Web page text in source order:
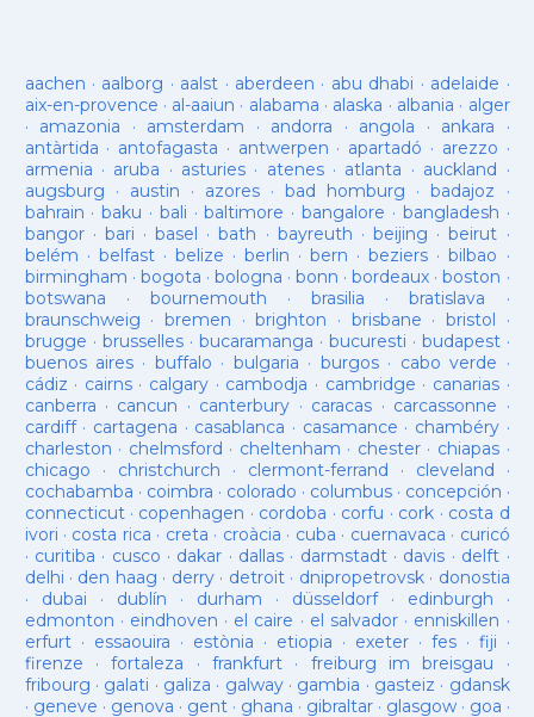
aachen · aalborg · aalst · aberdeen · abu dhabi · adelaide ·
aix-en-provence · al-aaiun · alabama · alaska · albania · alger
· amazonia · amsterdam · andorra · angola · ankara ·
antàrtida · antofagasta · antwerpen · apartadó · arezzo ·
armenia · aruba · asturies· atenes· atlanta · auckland ·
augsburg · austin · azores·bad homburg ·badajoz ·
bahrain ·baku · bali ·baltimore ·bangalore · bangladesh ·
bangor· bari ·basel ·bath · bayreuth ·beijing ·beirut ·
belém · belfast· belize · berlin ·bern ·beziers ·bilbao ·
birmingham · bogota · bologna ·bonn ·bordeaux ·boston ·
botswana · bournemouth ·brasilia ·bratislava ·
braunschweig · bremen ·brighton · brisbane · bristol ·
brugge · brusselles· bucaramanga · bucuresti · budapest·
buenos aires· buffalo · bulgaria · burgos· cabo verde ·
cádiz · cairns· calgary · cambodja · cambridge · canarias·
canberra · cancun · canterbury · caracas · carcassonne ·
cardiff· cartagena · casablanca · casamance · chambéry·
charleston · chelmsford · cheltenham · chester· chiapas ·
chicago · christchurch · clermont-ferrand · cleveland ·
cochabamba · coimbra · colorado · columbus· concepción ·
connecticut· copenhagen · cordoba · corfu · cork · costa d
ivori · costa rica · creta · croàcia · cuba · cuernavaca · curicó
· curitiba · cusco · dakar · dallas · darmstadt· davis · delft ·
delhi · den haag · derry· detroit· dnipropetrovsk· donostia
· dubai · dublín · durham · düsseldorf· edinburgh ·
edmonton · eindhoven · el caire · el salvador · enniskillen ·
erfurt· essaouira · estònia · etiopia · exeter· fes· fiji ·
firenze ·fortaleza · frankfurt· freiburg im breisgau ·
fribourg · galati · galiza · galway· gambia · gasteiz · gdansk
· geneve · genova · gent· ghana · gibraltar· glasgow· goa ·